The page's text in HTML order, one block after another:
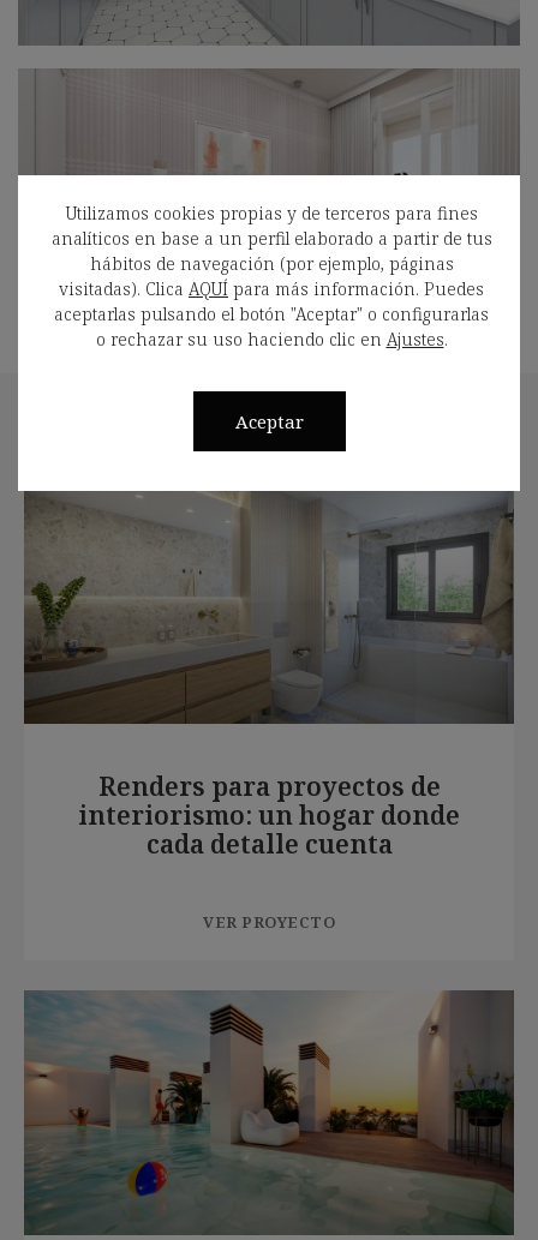
También te puede interesar
Renders para proyectos de
interiorismo: un hogar donde
cada detalle cuenta
VER PROYECTO
Utilizamos cookies propias y de terceros para fines
analíticos en base a un perfil elaborado a partir de tus
hábitos de navegación (por ejemplo, páginas
visitadas). Clica AQUÍ para más información. Puedes
aceptarlas pulsando el botón "Aceptar" o configurarlas
o rechazar su uso haciendo clic en Ajustes.
Aceptar